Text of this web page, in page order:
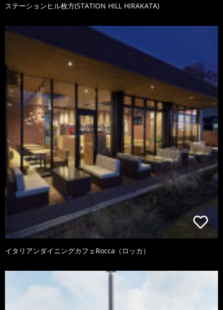
ステーションヒル枚方(STATION HILL HIRAKATA)
イタリアンダイニングカフェRocca（ロッカ）